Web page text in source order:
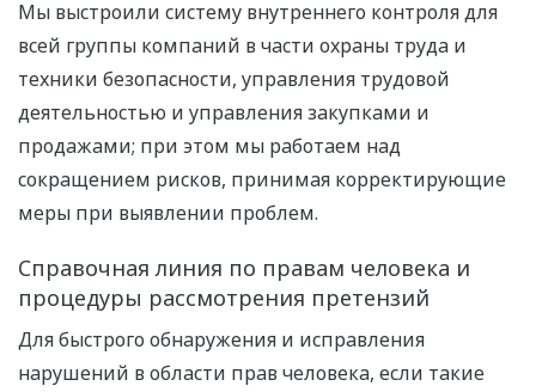
Мы выстроили систему внутреннего контроля для
всей группы компаний в части охраны труда и
техники безопасности, управления трудовой
деятельностью и управления закупками и
продажами; при этом мы работаем над
сокращением рисков, принимая корректирующие
меры при выявлении проблем.
Справочная линия по правам человека и
процедуры рассмотрения претензий
Для быстрого обнаружения и исправления
нарушений в области прав человека, если такие